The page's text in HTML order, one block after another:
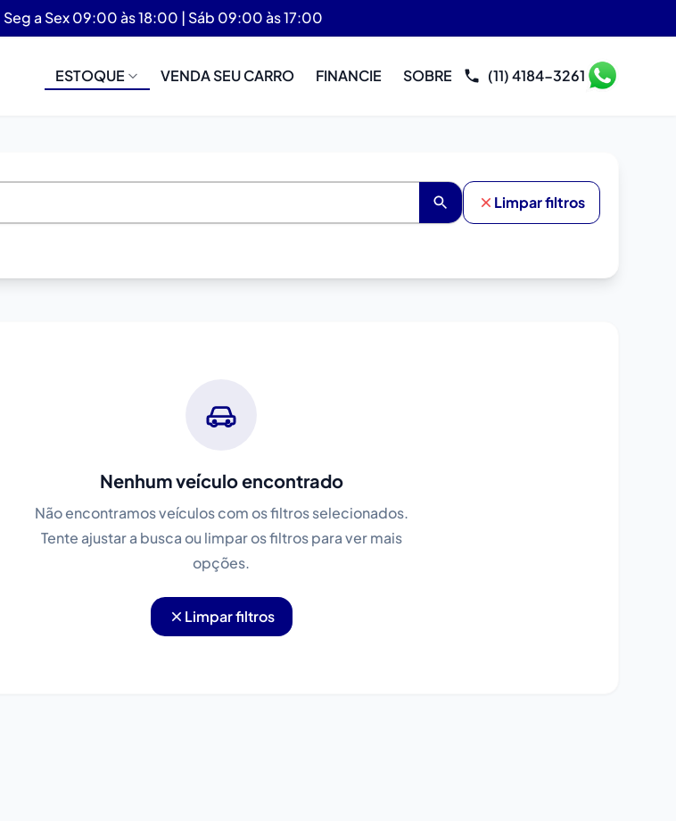
Seg a Sex 09:00 às 18:00 | Sáb 09:00 às 17:00
ESTOQUE VENDA SEU CARRO FINANCIE SOBRE (11) 4184-3261
Limpar filtros
Nenhum veículo encontrado
Não encontramos veículos com os filtros selecionados.
Tente ajustar a busca ou limpar os filtros para ver mais
opções.
Limpar filtros